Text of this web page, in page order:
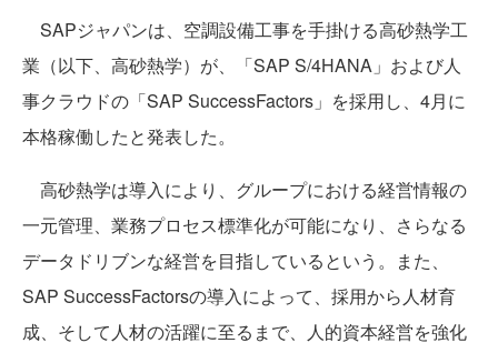
SAPジャパンは、空調設備工事を手掛ける高砂熱学工
業（以下、高砂熱学）が、「SAP S/4HANA」および人
事クラウドの「SAP SuccessFactors」を採用し、4月に
本格稼働したと発表した。
高砂熱学は導入により、グループにおける経営情報の
一元管理、業務プロセス標準化が可能になり、さらなる
データドリブンな経営を目指しているという。また、
SAP SuccessFactorsの導入によって、採用から人材育
成、そして人材の活躍に至るまで、人的資本経営を強化